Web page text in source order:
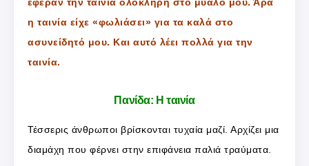
η ταινία είχε «φωλιάσει» για τα καλά στο
ασυνείδητό μου. Και αυτό λέει πολλά για την
ταινία.
Πανίδα: Η ταινία
Τέσσερις άνθρωποι βρίσκονται τυχαία μαζί. Αρχίζει μια
διαμάχη που φέρνει στην επιφάνεια παλιά τραύματα.